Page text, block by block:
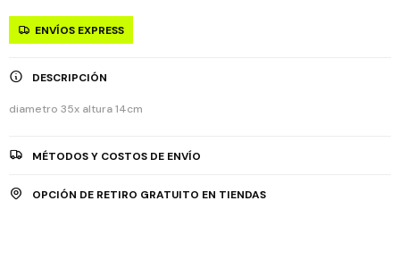
ENVÍOS EXPRESS
DESCRIPCIÓN
diametro 35x altura 14cm
MÉTODOS Y COSTOS DE ENVÍO
OPCIÓN DE RETIRO GRATUITO EN TIENDAS